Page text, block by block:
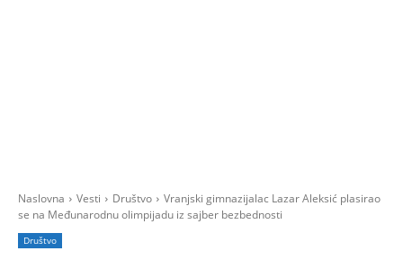
Naslovna Vesti Društvo
Vranjski gimnazijalac Lazar Aleksić plasirao
se na Međunarodnu olimpijadu iz sajber bezbednosti
Društvo